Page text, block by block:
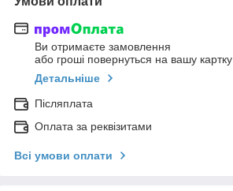
Ви отримаєте замовлення
або гроші повернуться на вашу картку
Детальніше
Післяплата
Оплата за реквізитами
Всі умови оплати